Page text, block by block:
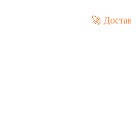
🚀